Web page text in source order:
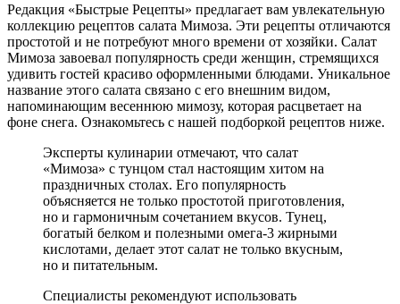
Редакция «Быстрые Рецепты» предлагает вам увлекательную
коллекцию рецептов салата Мимоза. Эти рецепты отличаются
простотой и не потребуют много времени от хозяйки. Салат
Мимоза завоевал популярность среди женщин, стремящихся
удивить гостей красиво оформленными блюдами. Уникальное
название этого салата связано с его внешним видом,
напоминающим весеннюю мимозу, которая расцветает на
фоне снега. Ознакомьтесь с нашей подборкой рецептов ниже.
Эксперты кулинарии отмечают, что салат
«Мимоза» с тунцом стал настоящим хитом на
праздничных столах. Его популярность
объясняется не только простотой приготовления,
но и гармоничным сочетанием вкусов. Тунец,
богатый белком и полезными омега-3 жирными
кислотами, делает этот салат не только вкусным,
но и питательным.
Специалисты рекомендуют использовать